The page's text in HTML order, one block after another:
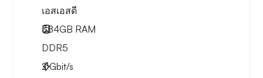
เอสเอสดี
384GB RAM
DDR5
2Gbit/s